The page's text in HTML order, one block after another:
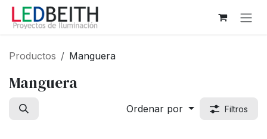
Ir al contenido
Productos Manguera
Manguera
Ordenar por Filtros